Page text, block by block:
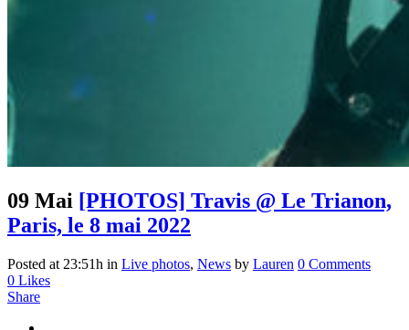
09 Mai [PHOTOS] Travis @ Le Trianon,
Paris, le 8 mai 2022
Posted at 23:51h in Live photos, News by Lauren 0 Comments
0 Likes
Share